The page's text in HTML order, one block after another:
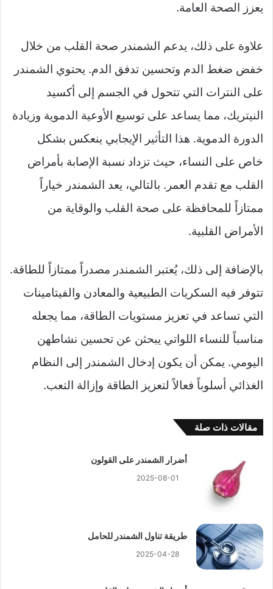
يعزز الصحة العامة.
علاوة على ذلك، يدعم الشمندر صحة القلب من خلال
خفض ضغط الدم وتحسين تدفق الدم. يحتوي الشمندر
على النترات التي تتحول في الجسم إلى أكسيد
النيتريك، مما يساعد على توسيع الأوعية الدموية وزيادة
الدورة الدموية. هذا التأثير الإيجابي ينعكس بشكل
خاص على النساء، حيث تزداد نسبة الإصابة بأمراض
القلب مع تقدم العمر. بالتالي، يعد الشمندر خياراً
ممتازاً للمحافظة على صحة القلب والوقاية من
الأمراض القلبية.
بالإضافة إلى ذلك، يُعتبر الشمندر مصدراً ممتازاً للطاقة.
تتوفر فيه السكريات الطبيعية والمعادن والفيتامينات
التي تساعد في تعزيز مستويات الطاقة، مما يجعله
مناسباً للنساء اللواتي يبحثن عن تحسين نشاطهن
اليومي. يمكن أن يكون إدخال الشمندر إلى النظام
الغذائي أسلوباً فعالاً لتعزيز الطاقة وإزالة التعب.
مقالات ذات صلة
أضرار الشمندر على القولون
2025-08-01
طريقة تناول الشمندر للحامل
2025-04-28